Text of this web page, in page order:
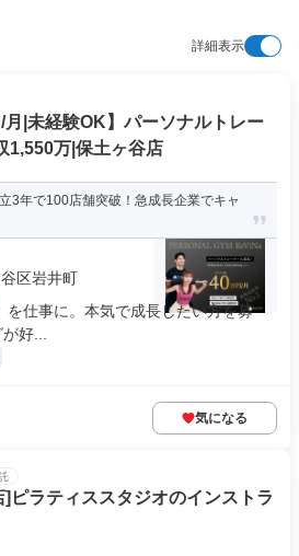
詳細表示
月|未経験OK】パーソナルトレー
1,550万|保土ヶ谷店
3年で100店舗突破！急成長企業でキャ
区岩井町
を仕事に。本気で成長したい方を募
好...
気になる
ピラティススタジオのインストラ